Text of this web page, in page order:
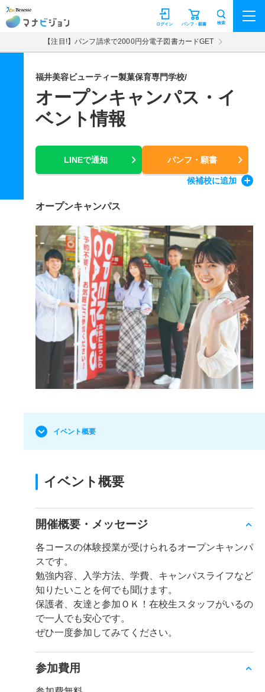
マナビジョン パンフ・願書
ログイン 検索
【注目!】パンフ請求で2000円分電子図書カードGET
福井美容ビューティー製菓保育専門学校/
オープンキャンパス・イ
ベント情報
LINEで通知 パンフ・願書
候補校に追加
オープンキャンパス
イベント概要
イベント概要
開催概要・メッセージ
各コースの体験授業が受けられるオープンキャンパ
スです。
勉強内容、入学方法、学費、キャンパスライフなど
知りたいことを何でも聞けます。
保護者、友達と参加ＯＫ！在校生スタッフがいるの
で一人でも安心です。
ぜひ一度参加してみてください。
参加費用